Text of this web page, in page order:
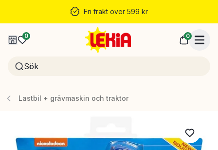
Fri frakt över 599 kr
0 0
Lastbil + grävmaskin och traktor